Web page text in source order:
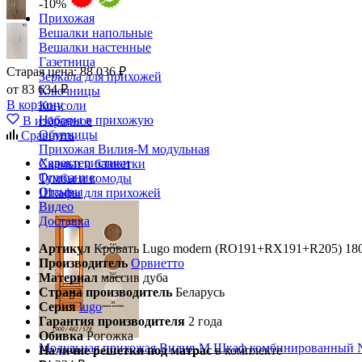
-10%
Прихожая
Вешалки напольные
Вешалки настенные
Газетница
Зеркала для прихожей
Ключницы
Консоли
Наборы в прихожую
Обувницы
Прихожая Вилия-М модульная
Скамьи и банкетки
Тумбы и комоды
Шкафы для прихожей
Модульная прихожая Вилия-М Шкаф комбинированный
Старая цена:88 036 ₽
от 83 634 ₽
В корзину
В избранное
Сравнить
Характеристики
Описание
Отзывы
Видео
Доставка
Артикул Кровать Lugo modern (RO191+RX191+R205)
Производитель Орвиетто
Материал массив дуба
Страна производитель Беларусь
Серия lugo
Гарантия производителя 2 года
Обивка Рогожка
Наличие решетки под матрас в комплекте